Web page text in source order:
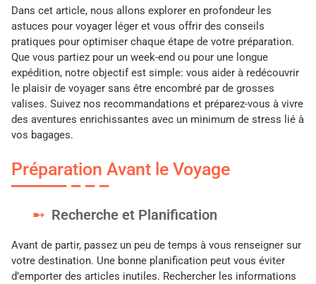
Dans cet article, nous allons explorer en profondeur les
astuces pour voyager léger et vous offrir des conseils
pratiques pour optimiser chaque étape de votre préparation.
Que vous partiez pour un week-end ou pour une longue
expédition, notre objectif est simple: vous aider à redécouvrir
le plaisir de voyager sans être encombré par de grosses
valises. Suivez nos recommandations et préparez-vous à vivre
des aventures enrichissantes avec un minimum de stress lié à
vos bagages.
Préparation Avant le Voyage
Recherche et Planification
Avant de partir, passez un peu de temps à vous renseigner sur
votre destination. Une bonne planification peut vous éviter
d’emporter des articles inutiles. Rechercher les informations